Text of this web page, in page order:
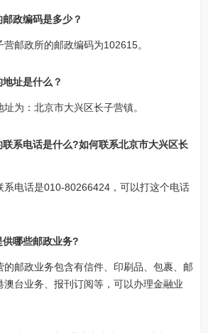
政编码是多少？
邮政所的邮政编码为102615。
址是什么？
为：北京市大兴区长子营镇。
系电话是什么?如何联系北京市大兴区长
系电话是010-80266424，可以打这个电话
哪些邮政业务?
的邮政业务包含有信件、印刷品、包裹、邮
台业务、报刊订阅等，可以办理金融业